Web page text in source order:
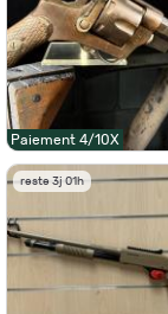
Paiement 4/10X
reste 3j 01h